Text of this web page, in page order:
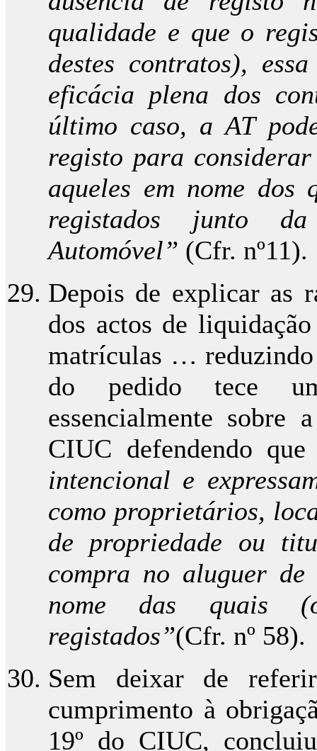
qualidade e que o
destes contratos),
eficácia plena dos
último caso, a AT
registo para
aqueles em nome dos
registados junto
Automóvel” (Cfr. nº11).
Depois de explicar as
dos actos de
matrículas …
do pedido tece
essencialmente sobre
CIUC defendendo
intencional e
como proprietários,
de propriedade ou
compra no aluguer de
nome das quais
registados”(Cfr. nº 58).
Sem deixar de
cumprimento à
19º do CIUC,